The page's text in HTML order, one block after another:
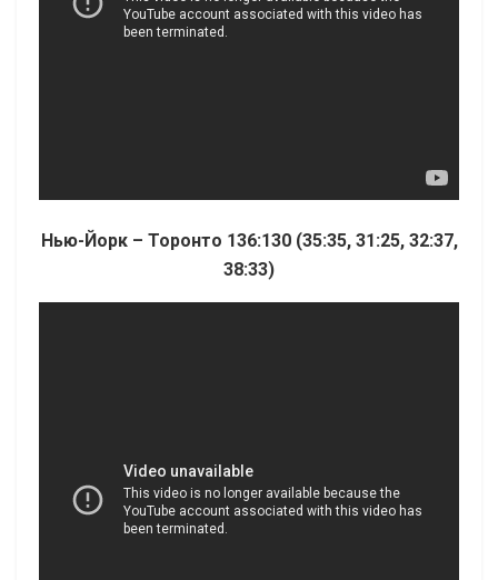
Нью-Йорк – Торонто 136:130 (35:35, 31:25, 32:37,
38:33)